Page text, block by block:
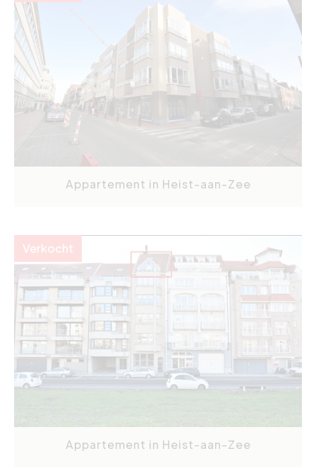
Appartement in Heist-aan-Zee
Verkocht
Appartement in Heist-aan-Zee